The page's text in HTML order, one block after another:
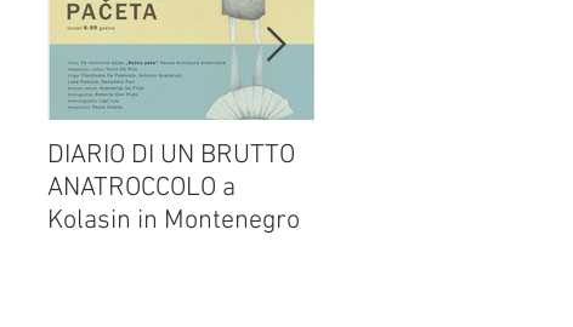
DIARIO DI UN BRUTTO
ANATROCCOLO a
Kolasin in Montenegro